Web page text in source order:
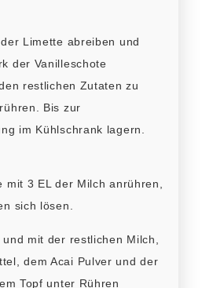
Limette abreiben und
der Vanilleschote
restlichen Zutaten zu
Bis zur
im Kühlschrank lagern.
mit 3 EL der Milch anrühren,
sich lösen.
mit der restlichen Milch,
dem Acai Pulver und der
Topf unter Rühren